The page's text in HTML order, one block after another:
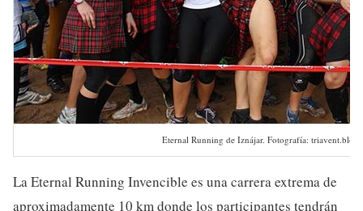
Eternal Running de Iznájar. Fotografía:
La Eternal Running Invencible es una carrera extrema de
aproximadamente 10 km donde los participantes tendrán